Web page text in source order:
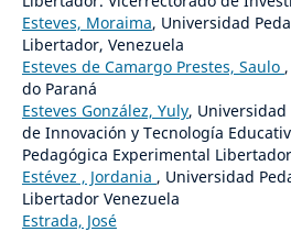
Esteves, Moraima, Universidad
Libertador, Venezuela
Esteves de Camargo Prestes, Saulo
do Paraná
Esteves González, Yuly,
de Innovación y Tecnología
Pedagógica Experimental
Estévez , Jordania , Universidad
Libertador Venezuela
Estrada, José